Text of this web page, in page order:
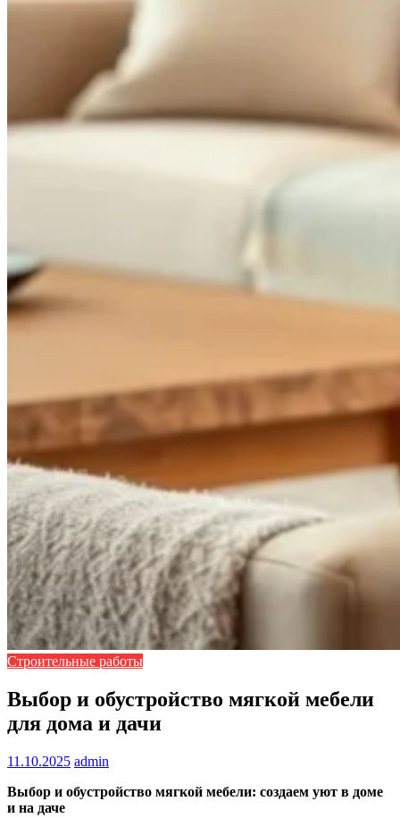
Строительные работы
Выбор и обустройство мягкой мебели
для дома и дачи
11.10.2025 admin
Выбор и обустройство мягкой мебели: создаем уют в доме
и на даче